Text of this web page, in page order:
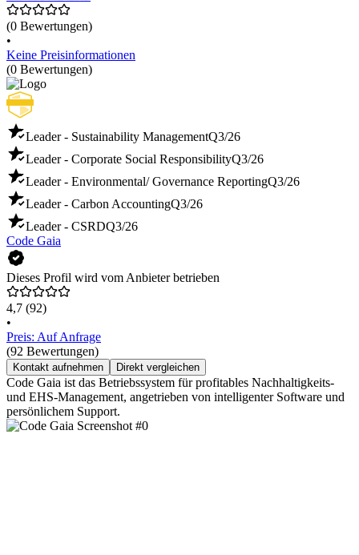
(0 Bewertungen)
•
Keine Preisinformationen
(0 Bewertungen)
Leader - Sustainability ManagementQ3/26
Leader - Corporate Social ResponsibilityQ3/26
Leader - Environmental/ Governance ReportingQ3/26
Leader - Carbon AccountingQ3/26
Leader - CSRDQ3/26
Code Gaia
Dieses Profil wird vom Anbieter betrieben
4,7 (92)
•
Preis: Auf Anfrage
(92 Bewertungen)
Kontakt aufnehmen Direkt vergleichen
Code Gaia ist das Betriebssystem für profitables Nachhaltigkeits-
und EHS-Management, angetrieben von intelligenter Software und
persönlichem Support.